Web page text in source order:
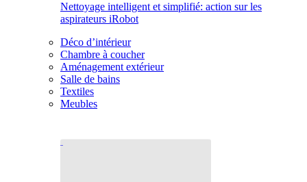
Nettoyage intelligent et simplifié: action sur les
aspirateurs iRobot
Déco d’intérieur
Chambre à coucher
Aménagement extérieur
Salle de bains
Textiles
Meubles